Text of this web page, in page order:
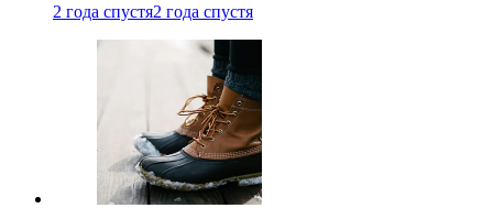
2 года спустя2 года спустя